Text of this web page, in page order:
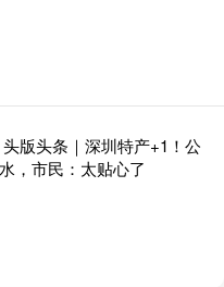
版头条｜深圳特产+1！公
，市民：太贴心了